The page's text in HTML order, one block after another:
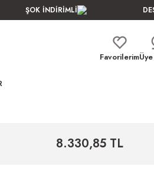
ŞOK İNDİRİMLİ
Favorilerim
8.330,85 TL